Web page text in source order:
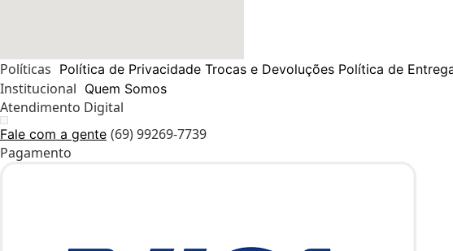
Políticas Política de Privacidade Trocas e Devoluções Política de
Institucional Quem Somos
Atendimento Digital
Fale com a gente (69) 99269-7739
Pagamento